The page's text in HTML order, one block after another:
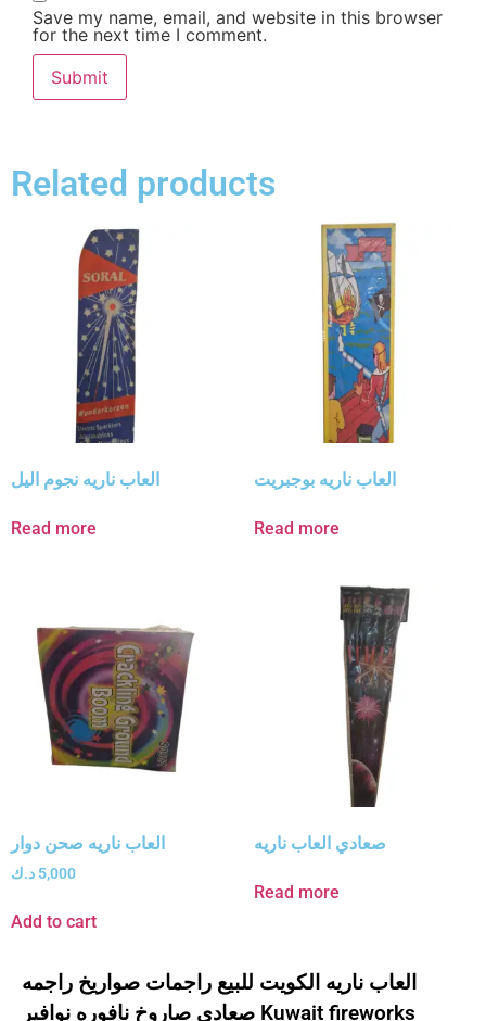
Save my name, email, and website in this browser
for the next time I comment.
Related products
العاب ناريه نجوم اليل
Read more
العاب ناريه بوجبريت
Read more
العاب ناريه صحن دوار
5,000 د.ك
Add to cart
صعادي العاب ناريه
Read more
العاب ناريه الكويت للبيع راجمات صواريخ راجمه
صعادي صاروخ نافوره نوافير Kuwait fireworks